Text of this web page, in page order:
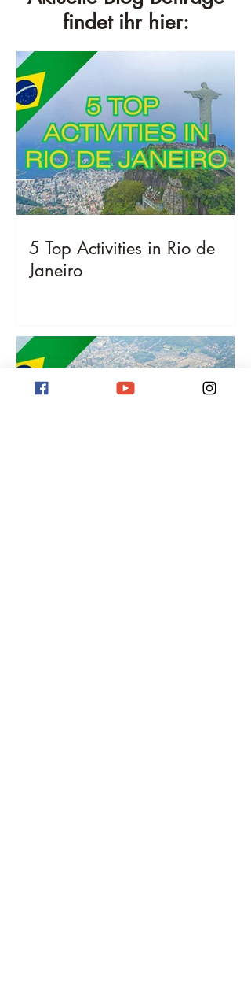
¡
findet ihr hier:
5 Top Activities in Rio de
Janeiro